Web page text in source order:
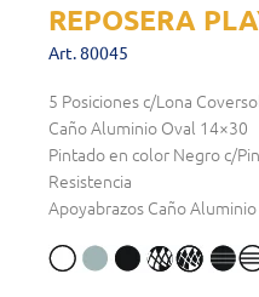
REPOSERA
Art. 80045
5 Posiciones c/Lona
Caño Aluminio Oval 14×30
Pintado en color Negro c/
Resistencia
Apoyabrazos Caño